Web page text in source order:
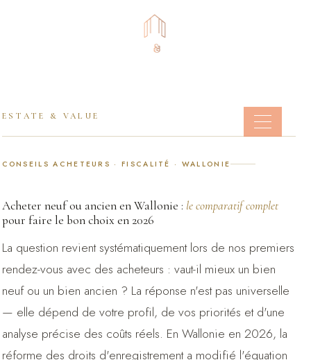
ESTATE & VALUE
CONSEILS ACHETEURS · FISCALITÉ · WALLONIE
Acheter neuf ou ancien en Wallonie : le comparatif complet
pour faire le bon choix en 2026
La question revient systématiquement lors de nos premiers
rendez-vous avec des acheteurs : vaut-il mieux un bien
neuf ou un bien ancien ? La réponse n'est pas universelle
— elle dépend de votre profil, de vos priorités et d'une
analyse précise des coûts réels. En Wallonie en 2026, la
réforme des droits d'enregistrement a modifié l'équation